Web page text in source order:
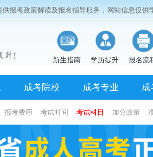
供报考政策解读及报名指导服务，网站信息仅供
新生指南 学历提升 报名流
成考院校 成考专业 成
报考费用 考试时间 考试科目 加分政策